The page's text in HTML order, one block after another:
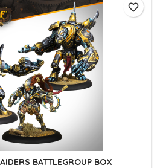
BATTLEGROUP BOX
favorite_border